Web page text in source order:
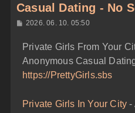
Casual Dating - No
H
z
á
s
z
ó
s
2026. 06. 10. 05:50
Private Girls From Your
Anonymous Casual
https://PrettyGirls.sbs
Private Girls In Your City -